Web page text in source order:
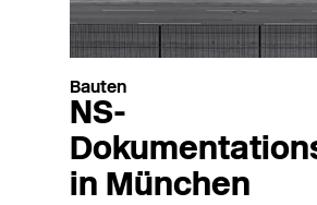
Bauten
NS-
in München